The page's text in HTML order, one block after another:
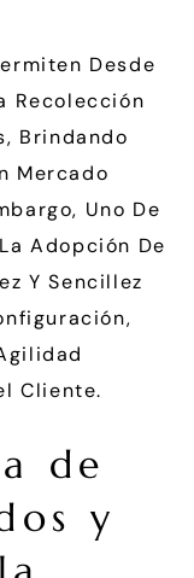
Desde
Recolección
Brindando
Mercado
Uno De
Adopción De
Y Sencillez
Cliente.
de
y